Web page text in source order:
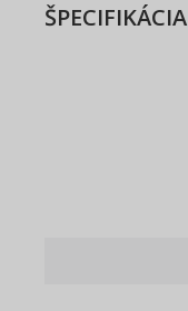
ŠPECIFIKÁCIA